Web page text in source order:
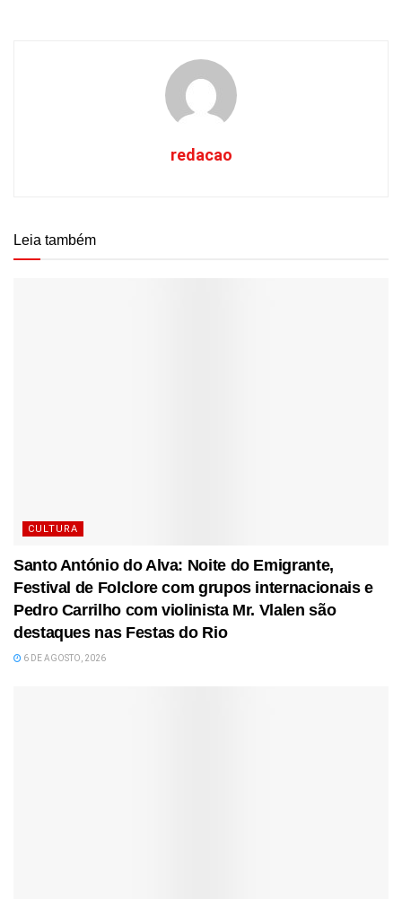
redacao
Leia também
CULTURA
Santo António do Alva: Noite do Emigrante,
Festival de Folclore com grupos internacionais e
Pedro Carrilho com violinista Mr. Vlalen são
destaques nas Festas do Rio
6 DE AGOSTO, 2026